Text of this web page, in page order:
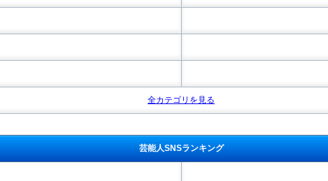
全カテゴリを見る
芸能人SNSランキング